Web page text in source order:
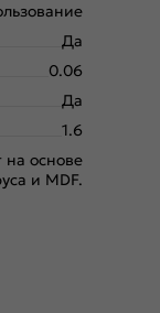
Да
0.06
Да
1.6
основе
и MDF.